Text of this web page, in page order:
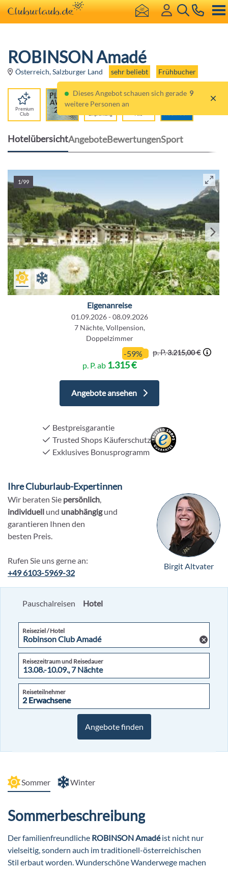
ROBINSON Amadé
Österreich, Salzburger Land sehr beliebt Frühbucher
Premium
Club
HotelübersichtAngeboteBewertungenSport
1/99
Eigenanreise
01.09.2026 - 08.09.2026
7 Nächte, Vollpension,
Doppelzimmer
-59% p. P.3.215,00 €
p. P. ab 1.315 €
Angebote ansehen
Bestpreisgarantie
Trusted Shops Käuferschutz
Exklusives Bonusprogramm
Ihre Cluburlaub-Expertinnen
Wir beraten Sie persönlich,
individuell und unabhängigund
garantieren Ihnen den
besten Preis.
Rufen Sie uns gerne an:
+49 6103-5969-32
Birgit Altvater
Dieses Angebot schauen sich gerade 9
weitere Personen an
Pauschalreisen Hotel
Reiseziel / Hotel
Reisezeitraum und Reisedauer
Reiseteilnehmer
2 Erwachsene
2 Erwachsene
Angebote finden
Sommer Winter
Sommerbeschreibung
Der familienfreundliche ROBINSON Amadéist nicht nur
vielseitig, sondern auch im traditionell-österreichischen
Stil erbaut worden. Wunderschöne Wanderwege machen